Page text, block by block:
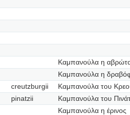
Καμπανούλα η
Καμπανούλα η
creutzburgii
Καμπανούλα του
pinatzii
Καμπανούλα του
Καμπανούλα η έρινος